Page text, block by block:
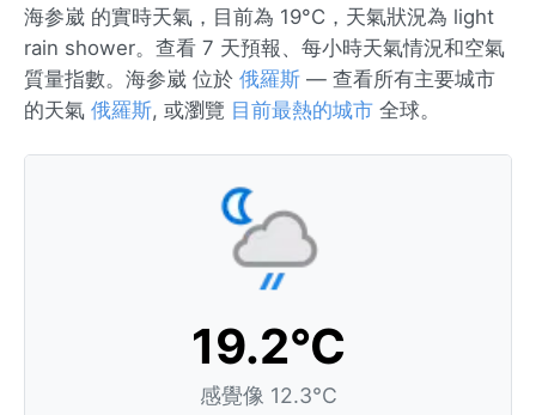
海参崴 的實時天氣，目前為 19°C，天氣狀況為 light
rain shower。查看 7 天預報、每小時天氣情況和空氣
質量指數。海参崴 位於 俄羅斯 — 查看所有主要城市
的天氣 俄羅斯, 或瀏覽 目前最熱的城市 全球。
19.2°C
感覺像 12.3°C